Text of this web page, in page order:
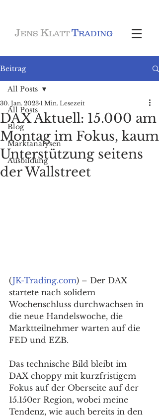
JENS KLATT TRADING
Beitrag
All Posts
Blog
Marktanalysen
Ausbildung
All Posts
DAX Aktuell: 15.000 am
Montag im Fokus, kaum
Unterstützung seitens
der Wallstreet
30. Jan. 2023 1 Min. Lesezeit
(JK-Trading.com) – Der DAX
startete nach solidem
Wochenschluss durchwachsen in
die neue Handelswoche, die
Marktteilnehmer warten auf die
FED und EZB.
Das technische Bild bleibt im
DAX choppy mit kurzfristigem
Fokus auf der Oberseite auf der
15.150er Region, wobei meine
Tendenz, wie auch bereits in den